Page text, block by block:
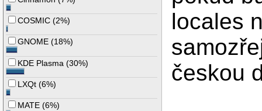
COSMIC (2%)
GNOME (18%)
KDE Plasma (30%)
LXQt (6%)
MATE (6%)
locales
českou